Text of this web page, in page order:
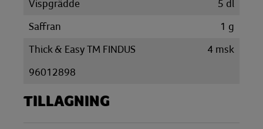
Vispgrädde
5 dl
Saffran
1 g
Thick & Easy TM FINDUS
96012898
4 msk
TILLAGNING